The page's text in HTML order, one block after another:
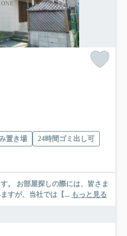
置き場
24時間ゴミ出し可
さま
すが、当社では【... もっと見る